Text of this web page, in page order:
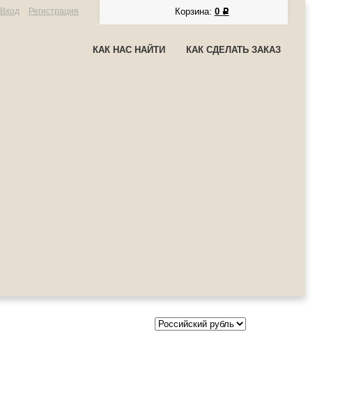
Корзина: 0 Р
Вход Регистрация
КАК НАС НАЙТИ КАК СДЕЛАТЬ ЗАКАЗ